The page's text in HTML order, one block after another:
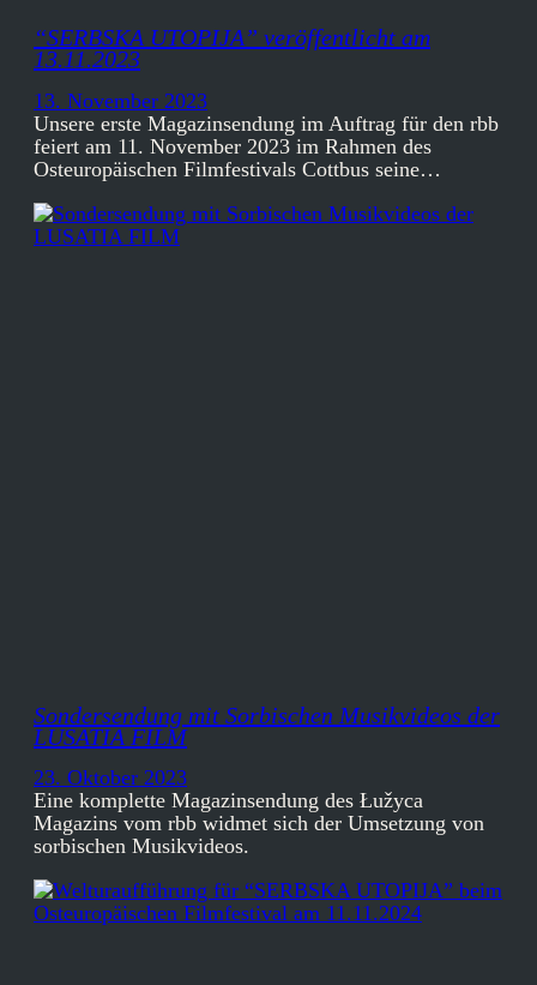
“SERBSKA UTOPIJA” veröffentlicht am
13.11.2023
13. November 2023
Unsere erste Magazinsendung im Auftrag für den rbb
feiert am 11. November 2023 im Rahmen des
Osteuropäischen Filmfestivals Cottbus seine…
Sondersendung mit Sorbischen Musikvideos der
LUSATIA FILM
23. Oktober 2023
Eine komplette Magazinsendung des Łužyca
Magazins vom rbb widmet sich der Umsetzung von
sorbischen Musikvideos.